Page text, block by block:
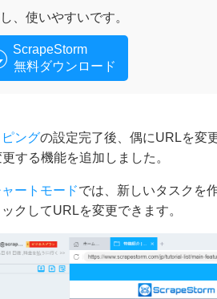
、使いやすいです。
ScrapeStorm
無料ダウンロード
ングの設定完了後、偶にURLを変
する機能を追加しました。
ートモードでは、新しいタスクを
クしてURLを変更できます。